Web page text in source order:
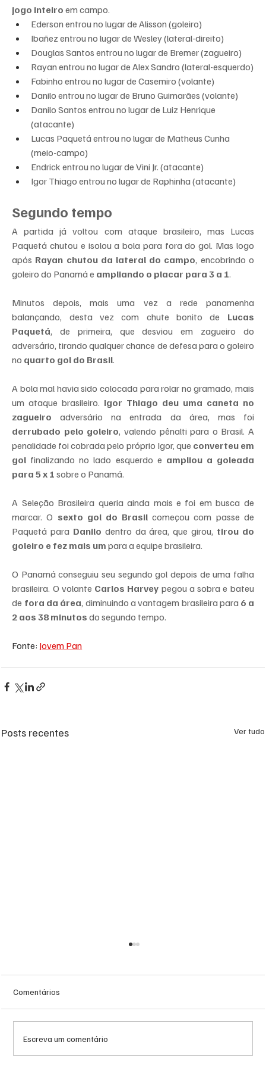
jogo inteiro em campo.
Ederson entrou no lugar de Alisson (goleiro)
Ibañez entrou no lugar de Wesley (lateral-direito)
Douglas Santos entrou no lugar de Bremer (zagueiro)
Rayan entrou no lugar de Alex Sandro (lateral-esquerdo)
Fabinho entrou no lugar de Casemiro (volante)
Danilo entrou no lugar de Bruno Guimarães (volante)
Danilo Santos entrou no lugar de Luiz Henrique
(atacante)
Lucas Paquetá entrou no lugar de Matheus Cunha
(meio-campo)
Endrick entrou no lugar de Vini Jr. (atacante)
Igor Thiago entrou no lugar de Raphinha (atacante)
Segundo tempo
A partida já voltou com ataque brasileiro, mas Lucas
Paquetá chutou e isolou a bola para fora do gol. Mas logo
após Rayan chutou da lateral do campo, encobrindo o
goleiro do Panamá e ampliando o placar para 3 a 1.
Minutos depois, mais uma vez a rede panamenha
balançando, desta vez com chute bonito de Lucas
Paquetá, de primeira, que desviou em zagueiro do
adversário, tirando qualquer chance de defesa para o goleiro
no quarto gol do Brasil.
A bola mal havia sido colocada para rolar no gramado, mais
um ataque brasileiro. Igor Thiago deu uma caneta no
zagueiro
derrubado pelo goleiro, valendo pênalti para o Brasil. A
penalidade foi cobrada pelo próprio Igor, que converteu em
gol finalizando no lado esquerdo e ampliou a goleada
para 5 x 1 sobre o Panamá.
A Seleção Brasileira queria ainda mais e foi em busca de
marcar. O sexto gol do Brasil começou com passe de
Paquetá para Danilo dentro da área, que girou, tirou do
goleiro e fez mais um para a equipe brasileira.
O Panamá conseguiu seu segundo gol depois de uma falha
brasileira. O volante Carlos Harvey pegou a sobra e bateu
de fora da área, diminuindo a vantagem brasileira para 6 a
2 aos 38 minutos do segundo tempo.
Fonte: Jovem Pan
Posts recentes Ver tudo
Comentários
Escreva um comentário